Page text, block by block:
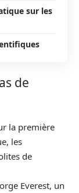
sur les
de
la première
les
de
Everest, un